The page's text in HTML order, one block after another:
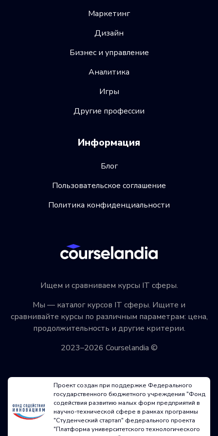
Ищем и сравниваем курсы IT сферы.
Мы — каталог курсов IT сферы. Ищите и
сравнивайте курсы по различным параметрам: цена,
продолжительность и другие критерии.
2023–2026 Courselandia ©
Маркетинг
Дизайн
Бизнес и управление
Аналитика
Игры
Другие профессии
Информация
Блог
Пользовательское соглашение
Политика конфиденциальности
Проект создан при поддержке Федерального
государственного бюджетного учреждения "Фонд
содействия развитию малых форм предприятий в
научно-технической сфере в рамках программы
"Студенческий стартап" федерального проекта
"Платформа университетского технологического